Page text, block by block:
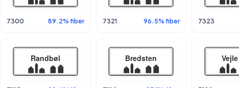
7300 89.2% fiber 7321 96.5% fiber 7323